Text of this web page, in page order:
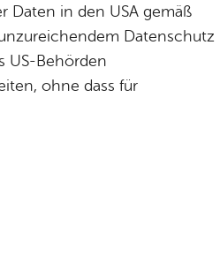
Daten in den USA gemäß
Datenschutz
US-Behörden
ohne dass für